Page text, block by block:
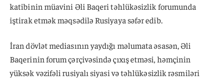
katibinin müavini Əli Baqeri təhlükəsizlik forumunda
iştirak etmək məqsədilə Rusiyaya səfər edib.
İran dövlət mediasının yaydığı məlumata əsasən, Əli
Baqerinin forum çərçivəsində çıxış etməsi, həmçinin
yüksək vəzifəli rusiyalı siyasi və təhlükəsizlik rəsmiləri